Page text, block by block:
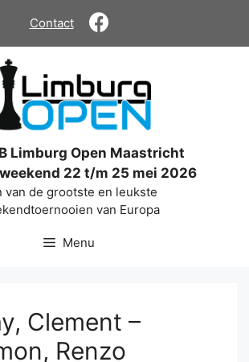
Contact
Limburg Open Maastricht
22 t/m 25 mei 2026
van de grootste en leukste
van Europa
Menu
Clement –
Renzo